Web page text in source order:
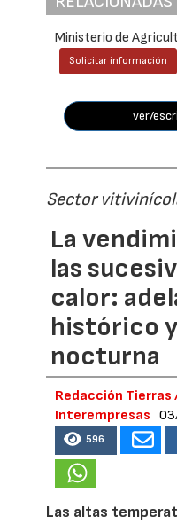
Ministerio de
Solicitar información
ver/
Sector
La
las
calor:
histórico
nocturna
Redacción Tierras
Interempresas
596
Las altas